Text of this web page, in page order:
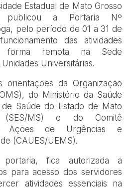
Estadual de Mato Grosso
a Portaria Nº
pelo período de 01 a 31 de
das atividades
forma remota na Sede
Universitárias.
orientações da Organização
do Ministério da Saúde
Saúde do Estado de Mato
MS) e do Comitê
Ações de Urgências e
(CAUES/UEMS).
fica autorizada a
para acesso dos servidores
atividades essenciais na